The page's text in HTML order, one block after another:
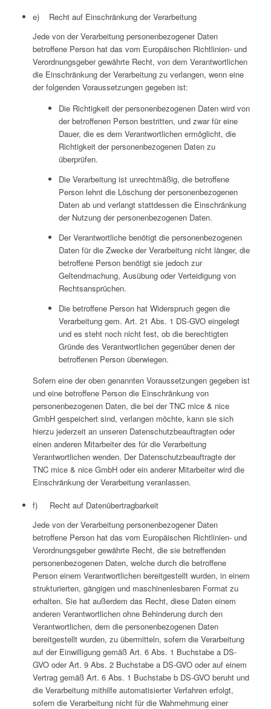
e) Recht auf Einschränkung der Verarbeitung
Jede von der Verarbeitung personenbezogener Daten
betroffene Person hat das vom Europäischen Richtlinien- und
Verordnungsgeber gewährte Recht, von dem Verantwortlichen
die Einschränkung der Verarbeitung zu verlangen, wenn eine
der folgenden Voraussetzungen gegeben ist:
Die Richtigkeit der personenbezogenen Daten wird von
der betroffenen Person bestritten, und zwar für eine
Dauer, die es dem Verantwortlichen ermöglicht, die
Richtigkeit der personenbezogenen Daten zu
überprüfen.
Die Verarbeitung ist unrechtmäßig, die betroffene
Person lehnt die Löschung der personenbezogenen
Daten ab und verlangt stattdessen die Einschränkung
der Nutzung der personenbezogenen Daten.
Der Verantwortliche benötigt die personenbezogenen
Daten für die Zwecke der Verarbeitung nicht länger, die
betroffene Person benötigt sie jedoch zur
Geltendmachung, Ausübung oder Verteidigung von
Rechtsansprüchen.
Die betroffene Person hat Widerspruch gegen die
Verarbeitung gem. Art. 21 Abs. 1 DS-GVO eingelegt
und es steht noch nicht fest, ob die berechtigten
Gründe des Verantwortlichen gegenüber denen der
betroffenen Person überwiegen.
Sofern eine der oben genannten Voraussetzungen gegeben ist
und eine betroffene Person die Einschränkung von
personenbezogenen Daten, die bei der TNC mice & nice
GmbH gespeichert sind, verlangen möchte, kann sie sich
hierzu jederzeit an unseren Datenschutzbeauftragten oder
einen anderen Mitarbeiter des für die Verarbeitung
Verantwortlichen wenden. Der Datenschutzbeauftragte der
TNC mice & nice GmbH oder ein anderer Mitarbeiter wird die
Einschränkung der Verarbeitung veranlassen.
f) Recht auf Datenübertragbarkeit
Jede von der Verarbeitung personenbezogener Daten
betroffene Person hat das vom Europäischen Richtlinien- und
Verordnungsgeber gewährte Recht, die sie betreffenden
personenbezogenen Daten, welche durch die betroffene
Person einem Verantwortlichen bereitgestellt wurden, in einem
strukturierten, gängigen und maschinenlesbaren Format zu
erhalten. Sie hat außerdem das Recht, diese Daten einem
anderen Verantwortlichen ohne Behinderung durch den
Verantwortlichen, dem die personenbezogenen Daten
bereitgestellt wurden, zu übermitteln, sofern die Verarbeitung
auf der Einwilligung gemäß Art. 6 Abs. 1 Buchstabe a DS-
GVO oder Art. 9 Abs. 2 Buchstabe a DS-GVO oder auf einem
Vertrag gemäß Art. 6 Abs. 1 Buchstabe b DS-GVO beruht und
die Verarbeitung mithilfe automatisierter Verfahren erfolgt,
sofern die Verarbeitung nicht für die Wahrnehmung einer